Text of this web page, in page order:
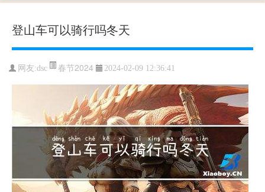
登山车可以骑行吗冬天
网友:dsc 春节2024 2024-02-09 12:36:41